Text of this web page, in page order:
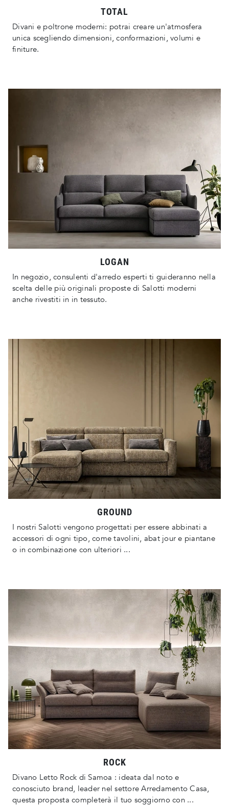
TOTAL
Divani e poltrone moderni: potrai creare un'atmosfera
unica scegliendo dimensioni, conformazioni, volumi e
finiture.
LOGAN
In negozio, consulenti d'arredo esperti ti guideranno nella
scelta delle più originali proposte di Salotti moderni
anche rivestiti in in tessuto.
GROUND
I nostri Salotti vengono progettati per essere abbinati a
accessori di ogni tipo, come tavolini, abat jour e piantane
o in combinazione con ulteriori ...
ROCK
Divano Letto Rock di Samoa : ideata dal noto e
conosciuto brand, leader nel settore Arredamento Casa,
questa proposta completerà il tuo soggiorno con ...